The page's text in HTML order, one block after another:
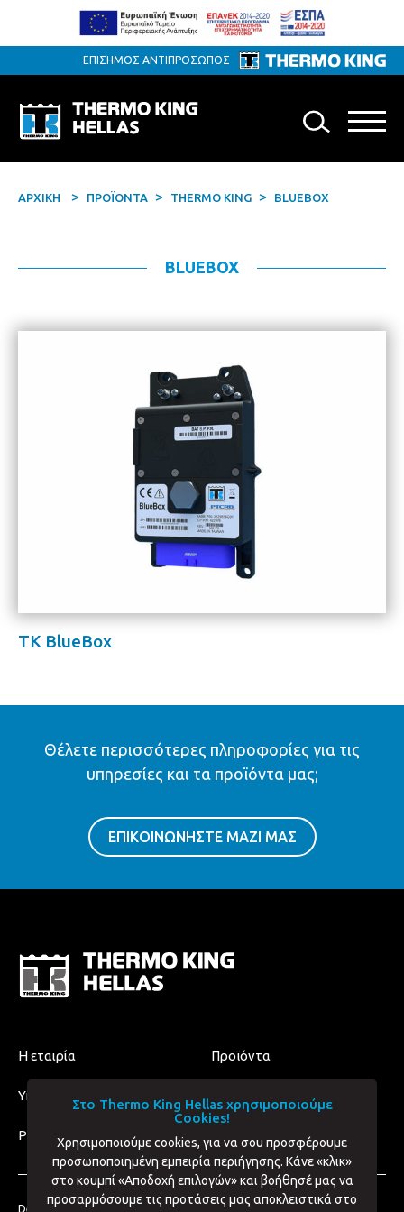
ΕΠΙΣΗΜΟΣ ΑΝΤΙΠΡΟΣΩΠΟΣ
ΑΡΧΙΚΗ ΠΡΟΪΟΝΤΑ THERMO KING BLUEBOX
BLUEBOX
TK BlueBox
Θέλετε περισσότερες πληροφορίες για τις
υπηρεσίες και τα προϊόντα μας;
ΕΠΙΚΟΙΝΩΝΗΣΤΕ ΜΑΖΙ ΜΑΣ
Η εταιρία Προϊόντα
Υπηρεσίες
Privacy & Cookies Policy
Designed & Developed by:Uppercut Design&Pixel Media
Στο Thermo King Hellas χρησιμοποιούμε
Cookies!
Χρησιμοποιούμε cookies, για να σου προσφέρουμε
προσωποποιημένη εμπειρία περιήγησης. Κάνε «κλικ»
στο κουμπί «Αποδοχή επιλογών» και βοήθησέ μας να
προσαρμόσουμε τις προτάσεις μας αποκλειστικά στο